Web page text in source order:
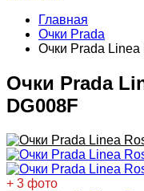
Главная
Очки Prada
Очки Prada
Очки Prada
DG008F
+ 3 фото